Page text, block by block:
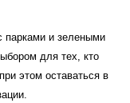
парками и зелеными
для тех, кто
этом оставаться в